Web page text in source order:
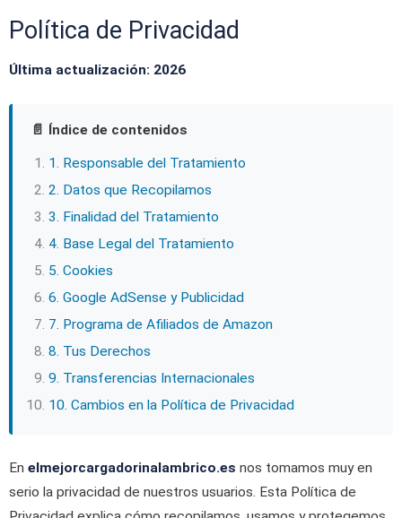
Política de Privacidad
Última actualización: 2026
📄 Índice de contenidos
1. Responsable del Tratamiento
2. Datos que Recopilamos
3. Finalidad del Tratamiento
4. Base Legal del Tratamiento
5. Cookies
6. Google AdSense y Publicidad
7. Programa de Afiliados de Amazon
8. Tus Derechos
9. Transferencias Internacionales
10. Cambios en la Política de Privacidad
En elmejorcargadorinalambrico.es nos tomamos muy en
serio la privacidad de nuestros usuarios. Esta Política de